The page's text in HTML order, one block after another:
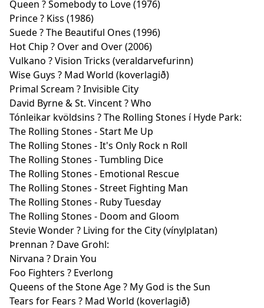
Queen ? Somebody to Love (1976)
Prince ? Kiss (1986)
Suede ? The Beautiful Ones (1996)
Hot Chip ? Over and Over (2006)
Vulkano ? Vision Tricks (veraldarvefurinn)
Wise Guys ? Mad World (koverlagið)
Primal Scream ? Invisible City
David Byrne & St. Vincent ? Who
Tónleikar kvöldsins ? The Rolling Stones í Hyde Park:
The Rolling Stones - Start Me Up
The Rolling Stones - It's Only Rock n Roll
The Rolling Stones - Tumbling Dice
The Rolling Stones - Emotional Rescue
The Rolling Stones - Street Fighting Man
The Rolling Stones - Ruby Tuesday
The Rolling Stones - Doom and Gloom
Stevie Wonder ? Living for the City (vínylplatan)
Þrennan ? Dave Grohl:
Nirvana ? Drain You
Foo Fighters ? Everlong
Queens of the Stone Age ? My God is the Sun
Tears for Fears ? Mad World (koverlagið)